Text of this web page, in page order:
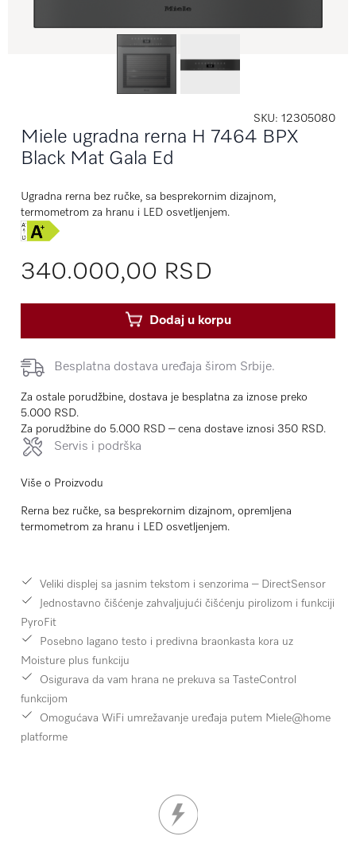
SKU 12305080
Miele ugradna rerna H 7464 BPX
Black Mat Gala Ed
Ugradna rerna bez ručke, sa besprekornim dizajnom,
termometrom za hranu i LED osvetljenjem.
340.000,00 RSD
Dodaj u korpu
Besplatna dostava uređaja širom Srbije.
Za ostale porudžbine, dostava je besplatna za iznose preko
5.000 RSD.
Za porudžbine do 5.000 RSD – cena dostave iznosi 350 RSD.
Servis i podrška
Više o Proizvodu
Rerna bez ručke, sa besprekornim dizajnom, opremljena
termometrom za hranu i LED osvetljenjem.
Veliki displej sa jasnim tekstom i senzorima – DirectSensor
Jednostavno čišćenje zahvaljujući čišćenju pirolizom i funkciji
PyroFit
Posebno lagano testo i predivna braonkasta kora uz
Moisture plus funkciju
Osigurava da vam hrana ne prekuva sa TasteControl
funkcijom
Omogućava WiFi umrežavanje uređaja putem Miele@home
platforme